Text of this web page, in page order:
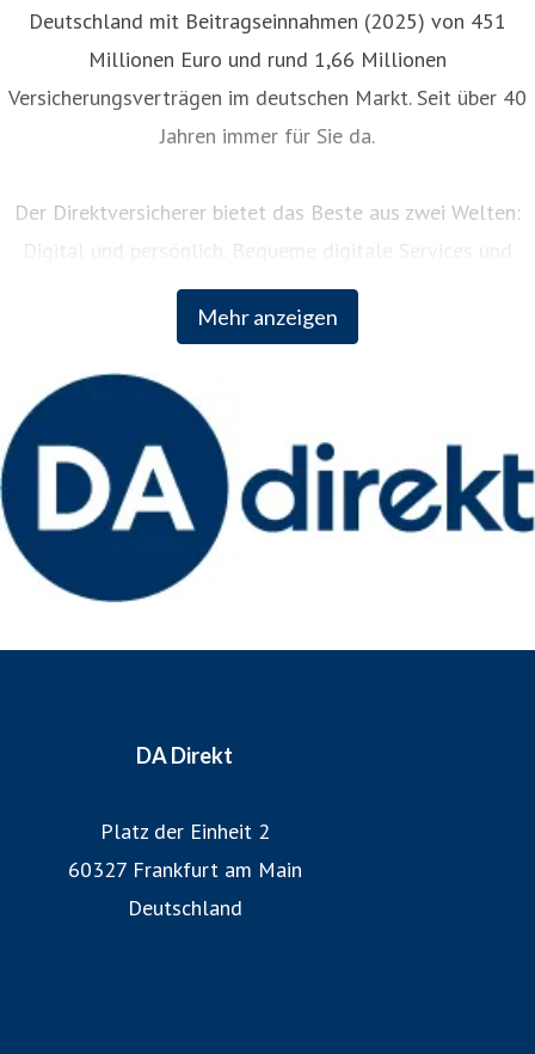
Mehr anzeigen
Deutschland mit Beitragseinnahmen (2025) von 451
Millionen Euro und rund 1,66 Millionen
Versicherungsverträgen im deutschen Markt. Seit über 40
Jahren immer für Sie da.
Der Direktversicherer bietet das Beste aus zwei Welten:
Digital und persönlich. Bequeme digitale Services und
persönliche Unterstützung rund um die Uhr. Als Teil der
weltweit erfolgreichen Zurich Insurance Group kombiniert
Vordenken der internationalen Unternehmensgruppe.
Weitere Informationen: www.da-direkt.de
DA Direkt
Platz der Einheit 2
60327 Frankfurt am Main
Deutschland